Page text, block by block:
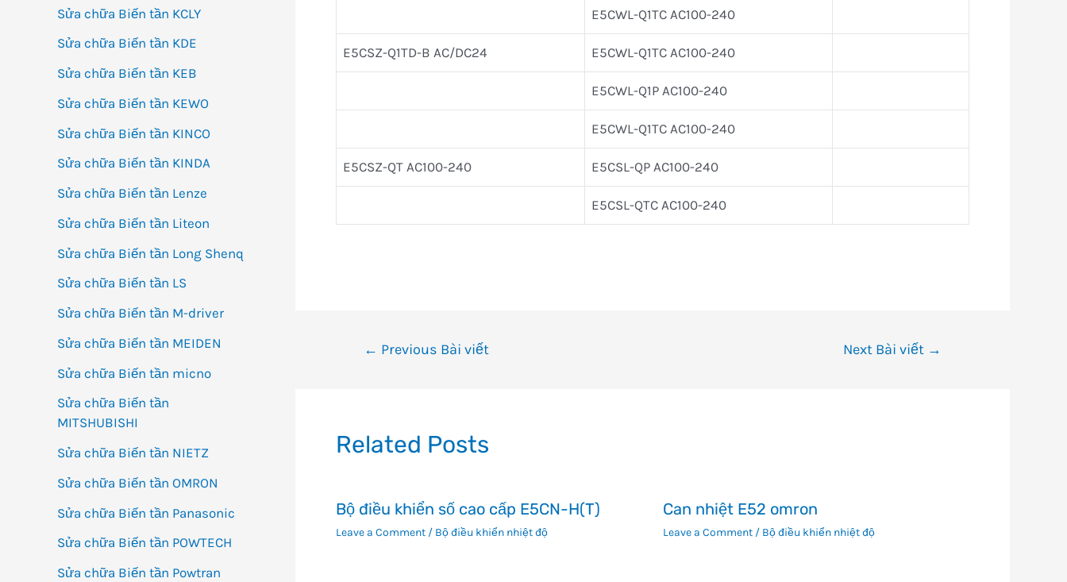
Sửa chữa Biến tần KCLY
Sửa chữa Biến tần KDE
Sửa chữa Biến tần KEB
Sửa chữa Biến tần KEWO
Sửa chữa Biến tần KINCO
Sửa chữa Biến tần KINDA
Sửa chữa Biến tần Lenze
Sửa chữa Biến tần Liteon
Sửa chữa Biến tần Long Shenq
Sửa chữa Biến tần LS
Sửa chữa Biến tần M-driver
Sửa chữa Biến tần MEIDEN
Sửa chữa Biến tần micno
Sửa chữa Biến tần
MITSHUBISHI
Sửa chữa Biến tần NIETZ
Sửa chữa Biến tần OMRON
Sửa chữa Biến tần Panasonic
Sửa chữa Biến tần POWTECH
Sửa chữa Biến tần Powtran
E5CWL-Q1TC AC100-240
E5CSZ-Q1TD-B AC/DC24 E5CWL-Q1TC AC100-240
E5CWL-Q1P AC100-240
E5CWL-Q1TC AC100-240
E5CSZ-QT AC100-240 E5CSL-QP AC100-240
E5CSL-QTC AC100-240
Điều← Previous Bài viết Next Bài viết →
Related Posts
Bộ điều khiển số cao cấp E5CN-H(T)
Leave a Comment / Bộ điều khiển nhiệt độ
Can nhiệt E52 omron
Leave a Comment / Bộ điều khiển nhiệt độ